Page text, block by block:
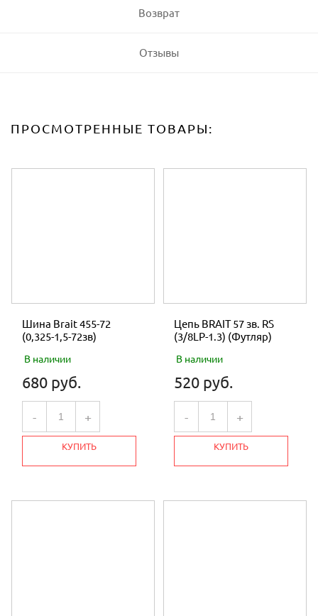
Возврат
Отзывы
ПРОСМОТРЕННЫЕ ТОВАРЫ:
Шина Brait 455-72
(0,325-1,5-72зв)
В наличии
680 руб.
- +
КУПИТЬ
Цепь BRAIT 57 зв. RS
(3/8LP-1.3) (Футляр)
В наличии
520 руб.
- +
КУПИТЬ